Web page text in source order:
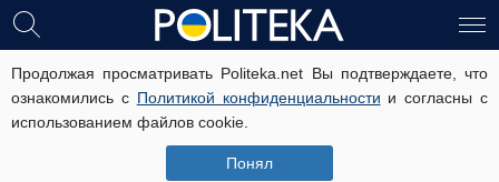
Продолжая просматривать Politeka.net Вы подтверждаете, что
ознакомились с Политикой конфиденциальности и согласны с
использованием файлов cookie.
Понял
Повышение тарифов на
коммунальные услуги в
Черниговской области: какие цены
установлены теперь